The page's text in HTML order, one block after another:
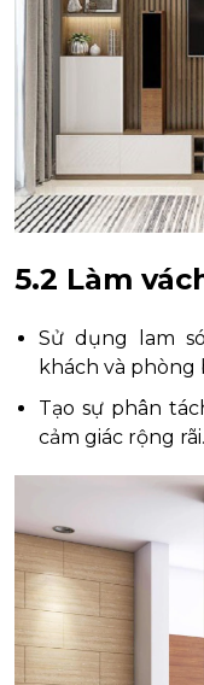
5.2 Làm
Sử dụng lam
khách và phòng
Tạo sự phân
cảm giác rộng rãi.